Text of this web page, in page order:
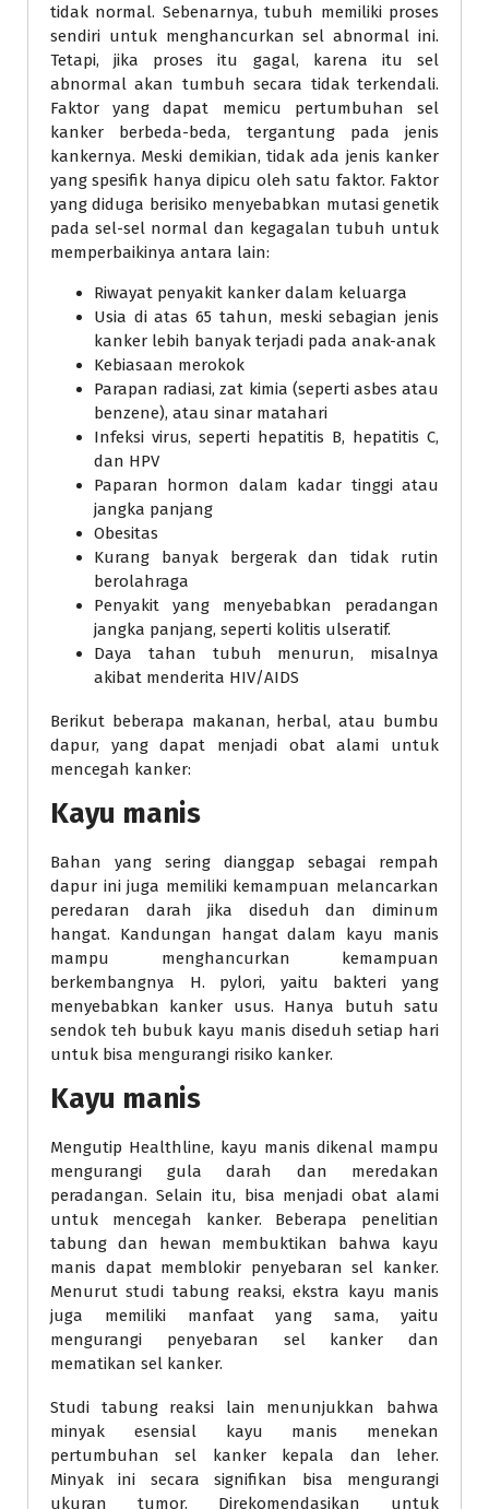
tidak normal. Sebenarnya, tubuh memiliki proses
sendiri untuk menghancurkan sel abnormal ini.
Tetapi, jika proses itu gagal, karena itu sel
abnormal akan tumbuh secara tidak terkendali.
Faktor yang dapat memicu pertumbuhan sel
kanker berbeda-beda, tergantung pada jenis
kankernya. Meski demikian, tidak ada jenis kanker
yang spesifik hanya dipicu oleh satu faktor. Faktor
yang diduga berisiko menyebabkan mutasi genetik
pada sel-sel normal dan kegagalan tubuh untuk
memperbaikinya antara lain:
Riwayat penyakit kanker dalam keluarga
Usia di atas 65 tahun, meski sebagian jenis
kanker lebih banyak terjadi pada anak-anak
Kebiasaan merokok
Parapan radiasi, zat kimia (seperti asbes atau
benzene), atau sinar matahari
Infeksi virus, seperti hepatitis B, hepatitis C,
dan HPV
Paparan hormon dalam kadar tinggi atau
jangka panjang
Obesitas
Kurang banyak bergerak dan tidak rutin
berolahraga
Penyakit yang menyebabkan peradangan
jangka panjang, seperti kolitis ulseratif.
Daya tahan tubuh menurun, misalnya
akibat menderita HIV/AIDS
Berikut beberapa makanan, herbal, atau bumbu
dapur, yang dapat menjadi obat alami untuk
mencegah kanker:
Kayu manis
Bahan yang sering dianggap sebagai rempah
dapur ini juga memiliki kemampuan melancarkan
peredaran darah jika diseduh dan diminum
hangat. Kandungan hangat dalam kayu manis
mampu menghancurkan kemampuan
berkembangnya H. pylori, yaitu bakteri yang
menyebabkan kanker usus. Hanya butuh satu
sendok teh bubuk kayu manis diseduh setiap hari
untuk bisa mengurangi risiko kanker.
Kayu manis
Mengutip Healthline, kayu manis dikenal mampu
mengurangi gula darah dan meredakan
peradangan. Selain itu, bisa menjadi obat alami
untuk mencegah kanker. Beberapa penelitian
tabung dan hewan membuktikan bahwa kayu
manis dapat memblokir penyebaran sel kanker.
Menurut studi tabung reaksi, ekstra kayu manis
juga memiliki manfaat yang sama, yaitu
mengurangi penyebaran sel kanker dan
mematikan sel kanker.
Studi tabung reaksi lain menunjukkan bahwa
minyak esensial kayu manis menekan
pertumbuhan sel kanker kepala dan leher.
Minyak ini secara signifikan bisa mengurangi
ukuran tumor. Direkomendasikan untuk